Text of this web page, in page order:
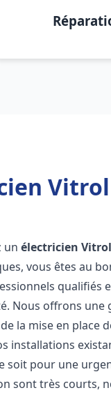
unélectricien
vous êtes au
qualifiés
Nous offrons une
la mise en place
installations
soit pour une
sont très courts,